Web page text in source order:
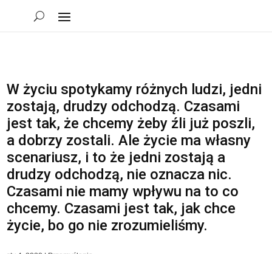
W życiu spotykamy różnych ludzi, jedni
zostają, drudzy odchodzą. Czasami
jest tak, że chcemy żeby źli już poszli,
a dobrzy zostali. Ale życie ma własny
scenariusz, i to że jedni zostają a
drudzy odchodzą, nie oznacza nic.
Czasami nie mamy wpływu na to co
chcemy. Czasami jest tak, jak chce
życie, bo go nie zrozumieliśmy.